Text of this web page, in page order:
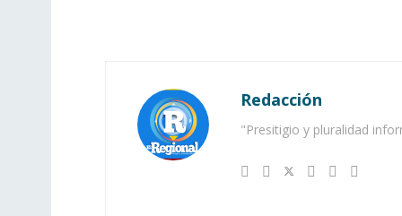
Redacción
"Presitigio y pluralidad